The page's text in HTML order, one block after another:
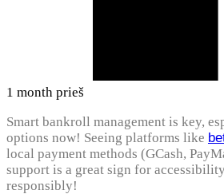
1 month prieš
Smart bankroll management is key,
options now! Seeing platforms like
local payment methods (GCash,
support is a great sign for
responsibly!